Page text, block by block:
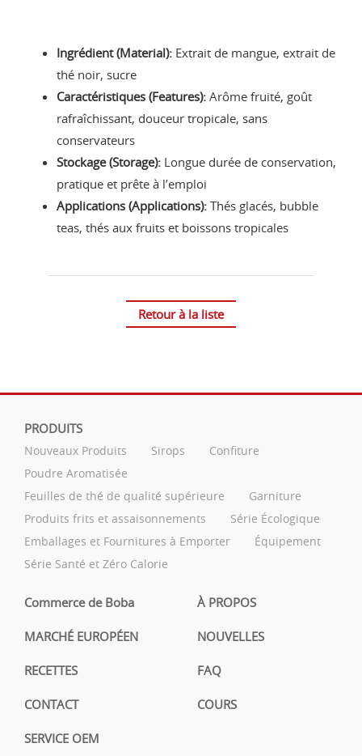
Ingrédient (Material): Extrait de mangue, extrait de
thé noir, sucre
Caractéristiques (Features): Arôme fruité, goût
rafraîchissant, douceur tropicale, sans
conservateurs
Stockage (Storage): Longue durée de conservation,
pratique et prête à l’emploi
Applications (Applications): Thés glacés, bubble
teas, thés aux fruits et boissons tropicales
Retour à la liste
PRODUITS
Nouveaux Produits Sirops
Confiture
Poudre Aromatisée
Feuilles de thé de qualité supérieure
Garniture
Produits frits et assaisonnements
Série Écologique
Emballages et Fournitures à Emporter
Équipement
Série Santé et Zéro Calorie
Commerce de Boba À PROPOS
MARCHÉ EUROPÉEN NOUVELLES
RECETTES FAQ
CONTACT COURS
SERVICE OEM